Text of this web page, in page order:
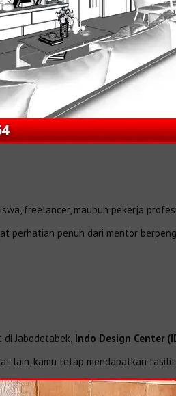
freelancer, maupun pekerja
perhatian penuh dari mentor
Jabodetabek, Indo Design Center
lain, kamu tetap mendapatkan